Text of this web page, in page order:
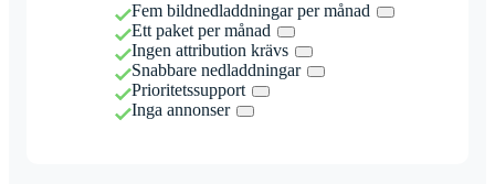
Fem bildnedladdningar per månad
Ett paket per månad
Ingen attribution krävs
Snabbare nedladdningar
Prioritetssupport
Inga annonser